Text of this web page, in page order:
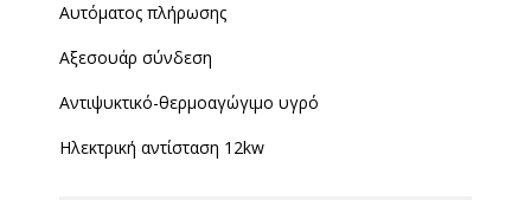
Αυτόματος πλήρωσης
Αξεσουάρ σύνδεση
Αντιψυκτικό-θερμοαγώγιμο υγρό
Ηλεκτρική αντίσταση 12kw